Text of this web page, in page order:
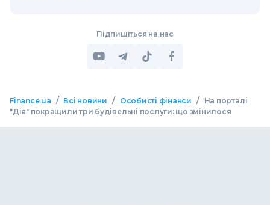
Підпишіться на нас
Finance.ua / Всі новини / Особисті фінанси /
На порталі
"Дія" покращили три будівельні послуги: що змінилося